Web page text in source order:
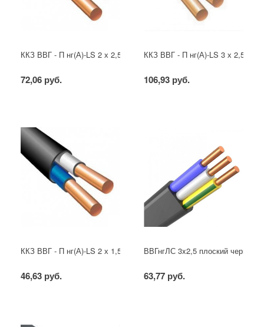
ККЗ ВВГ - П нг(А)-LS 2 х 2,5 ГОСТ
72,06 руб.
ККЗ ВВГ - П нг(А)-LS 3 х 2,5
106,93 руб.
ККЗ ВВГ - П нг(А)-LS 2 х 1,5 ГОСТ
46,63 руб.
ВВГнгЛС 3x2,5 плоский черный
63,77 руб.